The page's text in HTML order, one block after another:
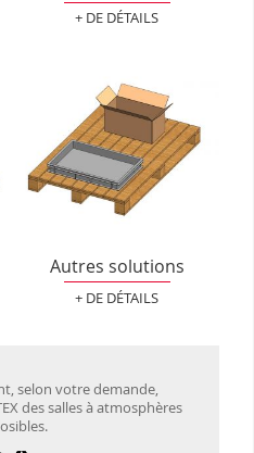
+ DE DÉTAILS
Autres solutions
+ DE DÉTAILS
selon votre demande,
des salles à atmosphères